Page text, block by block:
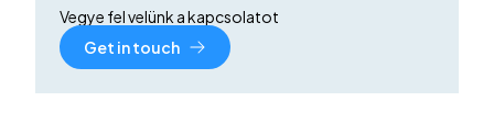
Vegye fel velünk a kapcsolatot
Get in touch